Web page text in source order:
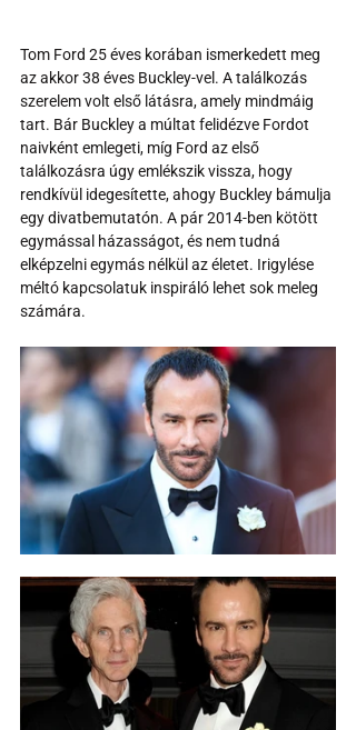
Tom Ford 25 éves korában ismerkedett meg
az akkor 38 éves Buckley-vel. A találkozás
szerelem volt első látásra, amely mindmáig
tart. Bár Buckley a múltat felidézve Fordot
naivként emlegeti, míg Ford az első
találkozásra úgy emlékszik vissza, hogy
rendkívül idegesítette, ahogy Buckley bámulja
egy divatbemutatón. A pár 2014-ben kötött
egymással házasságot, és nem tudná
elképzelni egymás nélkül az életet. Irigylése
méltó kapcsolatuk inspiráló lehet sok meleg
számára.